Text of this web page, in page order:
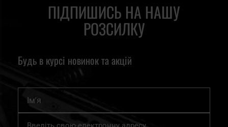
ПІДПИШИСЬ НА НАШУ
РОЗСИЛКУ
Будь в курсі новинок та акцій
Підпишіться